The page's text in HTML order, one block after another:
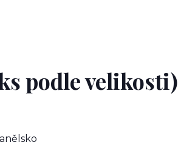
podle velikosti)